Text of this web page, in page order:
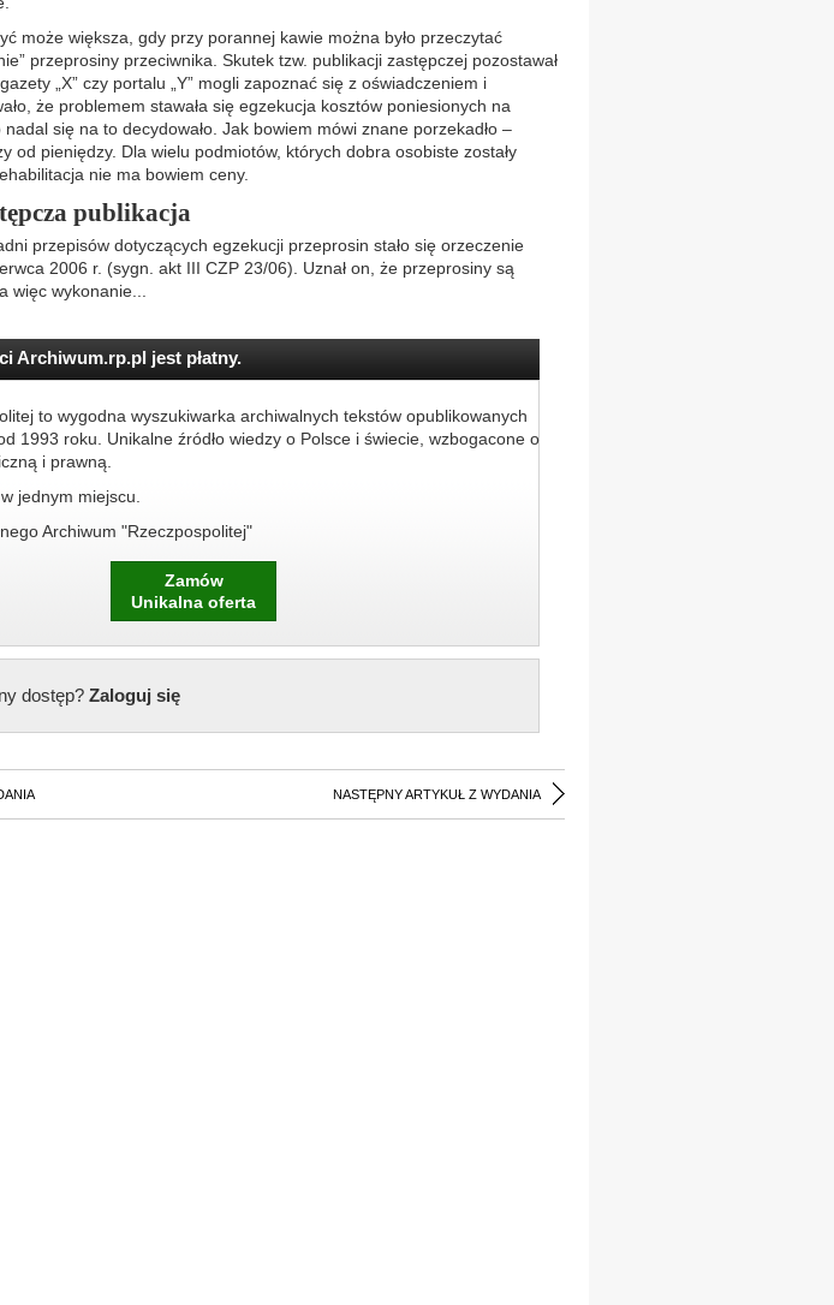
może większa, gdy przy porannej kawie można było przeczytać
przeprosiny przeciwnika. Skutek tzw. publikacji zastępczej pozostawał
„X” czy portalu „Y” mogli zapoznać się z oświadczeniem i
że problemem stawała się egzekucja kosztów poniesionych na
się na to decydowało. Jak bowiem mówi znane porzekadło –
od pieniędzy. Dla wielu podmiotów, których dobra osobiste zostały
nie ma bowiem ceny.
publikacja
przepisów dotyczących egzekucji przeprosin stało się orzeczenie
2006 r. (sygn. akt III CZP 23/06). Uznał on, że przeprosiny są
więc wykonanie...
Archiwum.rp.pl jest płatny.
to wygodna wyszukiwarka archiwalnych tekstów opublikowanych
1993 roku. Unikalne źródło wiedzy o Polsce i świecie, wzbogacone o
i prawną.
jednym miejscu.
Archiwum "Rzeczpospolitej"
Zamów
Unikalna oferta
dostęp?Zaloguj się
NASTĘPNY ARTYKUŁ Z WYDANIA